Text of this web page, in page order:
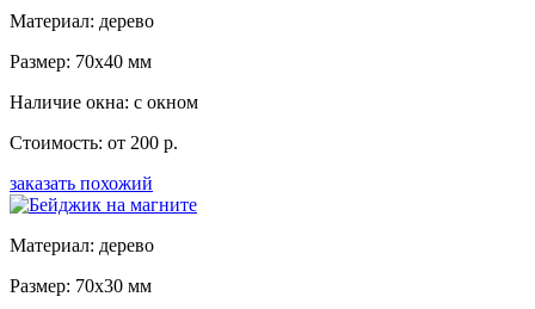
Материал: дерево
Размер: 70x40 мм
Наличие окна: с окном
Стоимость: от 200 р.
заказать похожий
Материал: дерево
Размер: 70x30 мм